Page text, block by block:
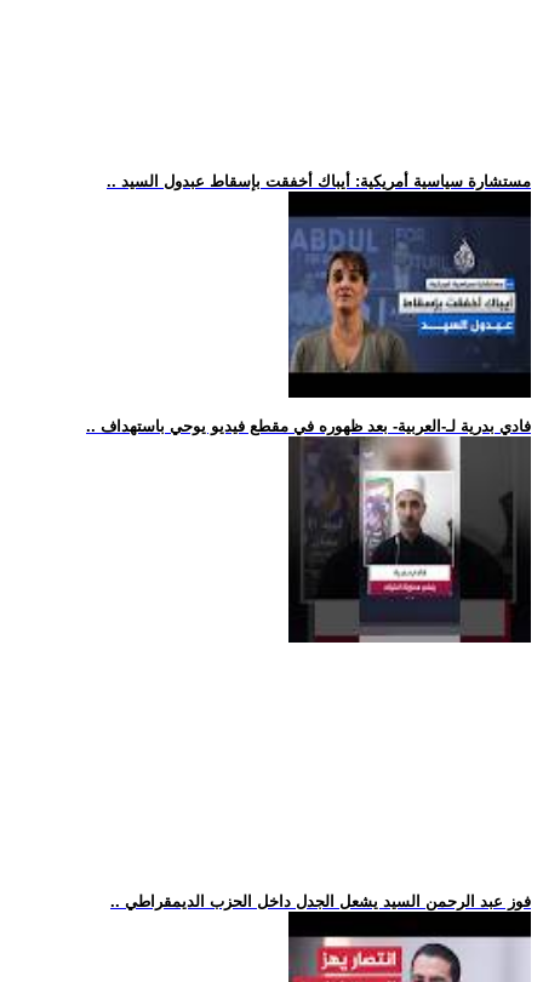
.. مستشارة سياسية أمريكية: أيباك أخفقت بإسقاط عبدول السيد
.. فادي بدرية لـ-العربية- بعد ظهوره في مقطع فيديو يوحي باستهداف
.. فوز عبد الرحمن السيد يشعل الجدل داخل الحزب الديمقراطي